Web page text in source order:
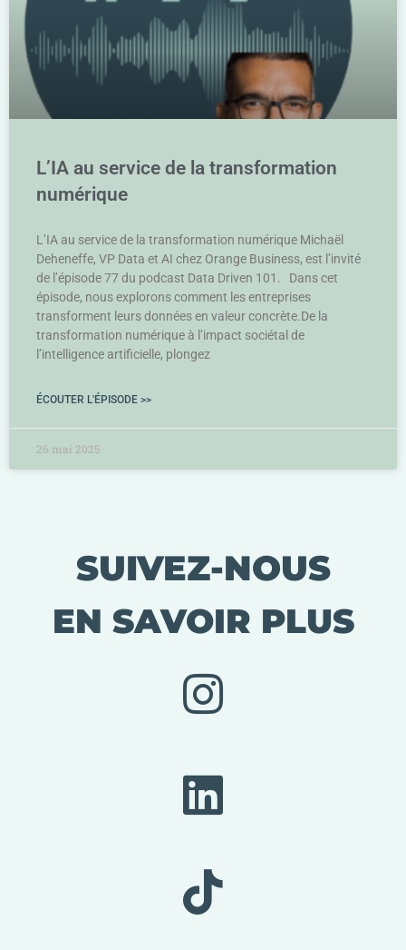
L’IA au service de la transformation
numérique
L’IA au service de la transformation numérique Michaël
Deheneffe, VP Data et AI chez Orange Business, est l’invité
de l’épisode 77 du podcast Data Driven 101. Dans cet
épisode, nous explorons comment les entreprises
transforment leurs données en valeur concrète.De la
transformation numérique à l’impact sociétal de
l’intelligence artificielle, plongez
ÉCOUTER L'ÉPISODE >>
26 mai 2025
SUIVEZ-NOUS
EN SAVOIR PLUS